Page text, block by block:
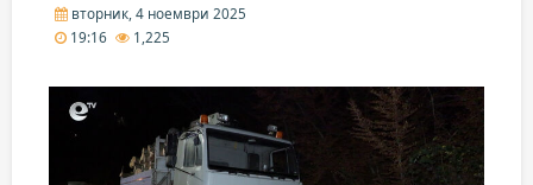
вторник, 4 ноември 2025
19:16
1,225